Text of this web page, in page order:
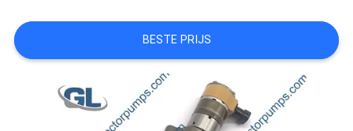
SITEMAP
PRIVACYBELEID
BESTE PRIJS